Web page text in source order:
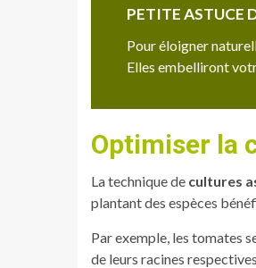
PETITE ASTUCE
Pour éloigner
Elles embelliront
Optimiser la
La technique de cultures
plantant des espèces
Par exemple, les tomates
de leurs racines respectives.